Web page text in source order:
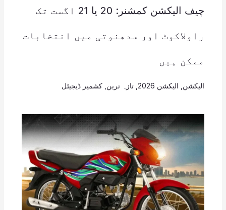
چیف الیکشن کمشنر: 20 یا 21 اگست تک
راولاکوٹ اور سدھنوتی میں انتخابات
ممکن ہیں
الیکشن الیکشن 2026 , تازہ ترین کشمیر ڈیجیٹل